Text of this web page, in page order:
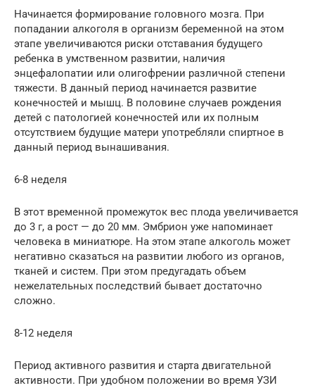
Начинается формирование головного мозга. При
попадании алкоголя в организм беременной на этом
этапе увеличиваются риски отставания будущего
ребенка в умственном развитии, наличия
энцефалопатии или олигофрении различной степени
тяжести. В данный период начинается развитие
конечностей и мышц. В половине случаев рождения
детей с патологией конечностей или их полным
отсутствием будущие матери употребляли спиртное в
данный период вынашивания.
6-8 неделя
В этот временной промежуток вес плода увеличивается
до 3 г, а рост — до 20 мм. Эмбрион уже напоминает
человека в миниатюре. На этом этапе алкоголь может
негативно сказаться на развитии любого из органов,
тканей и систем. При этом предугадать объем
нежелательных последствий бывает достаточно
сложно.
8-12 неделя
Период активного развития и старта двигательной
активности. При удобном положении во время УЗИ